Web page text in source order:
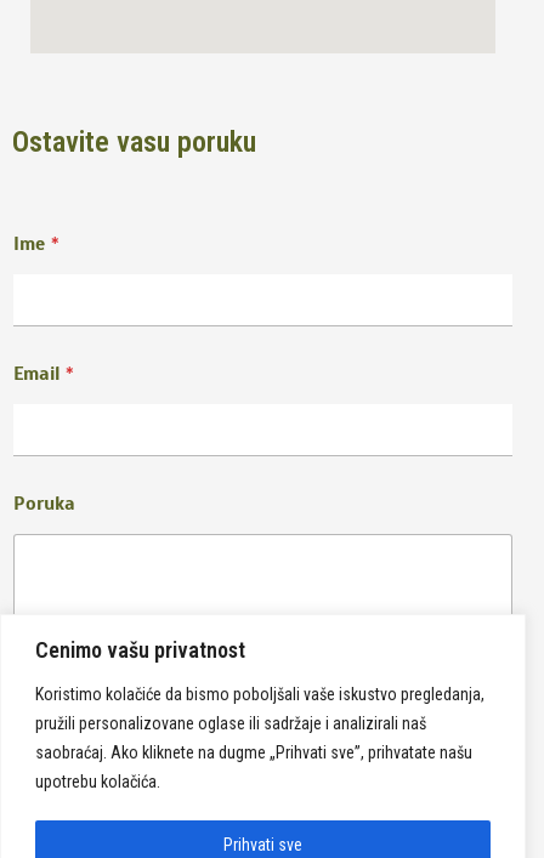
Cenimo vašu privatnost
Koristimo kolačiće da bismo poboljšali vaše iskustvo pregledanja,
pružili personalizovane oglase ili sadržaje i analizirali naš
saobraćaj. Ako kliknete na dugme „Prihvati sve”, prihvatate našu
upotrebu kolačića.
Prihvati sve
Ostavite vasu poruku
Ime *
Email *
Poruka
Pošalji